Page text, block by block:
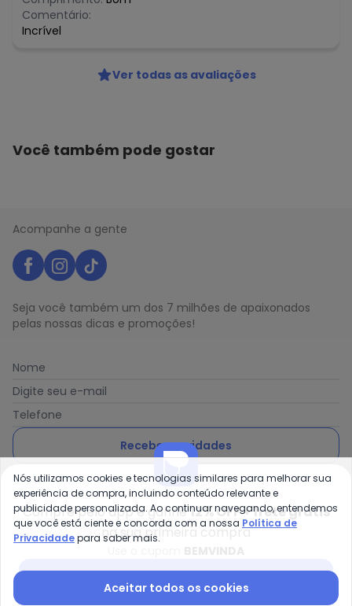
Comentário:
Incrível
Ver todas as avaliações
Você também pode gostar
Acompanhe a gente
Seja você também um dos 7 milhões de apaixonados
pelas nossas dicas e promoções!
Nome
Digite seu e-mail
Telefone
Receber novidades
Ao enviar o cadastro, você concorda com a nossa Política
de Privacidade
Posthaus é uma marca da Posthaus Ltda / CNPJ:
80.462.138/0001-41
Compre pelo app e ganhe12% OFF + frete grátis
na sua primeira compra
Nós utilizamos cookies e tecnologias similares para melhorar sua
experiência de compra, incluindo conteúdo relevante e
publicidade personalizada. Ao continuar navegando, entendemos
que você está ciente e concorda com a nossa Política de
Privacidadepara saber mais.
Aceitar todos os cookies